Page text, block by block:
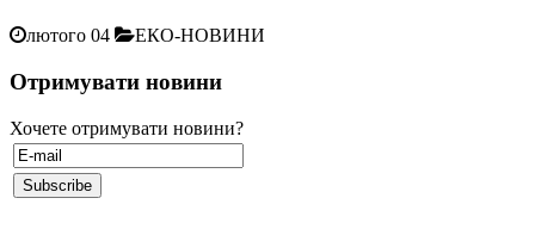
лютого 04 ЕКО-НОВИНИ
Отримувати новини
Хочете отримувати новини?